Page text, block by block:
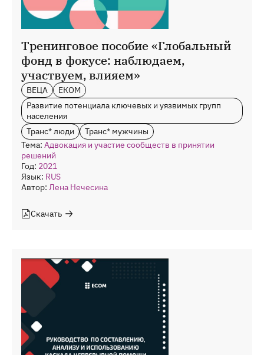
Тренинговое пособие «Глобальный
фонд в фокусе: наблюдаем,
участвуем, влияем»
ВЕЦА
ЕКОМ
Развитие потенциала ключевых и уязвимых групп
населения
Транс* люди
Транс* мужчины
Тема: Адвокация и участие сообществ в принятии
решений
Год: 2021
Язык: RUS
Автор: Лена Нечесина
Скачать